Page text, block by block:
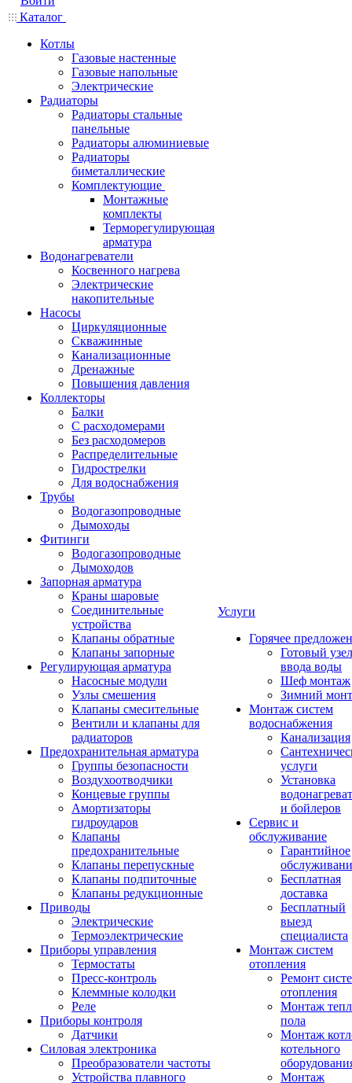
Каталог
Котлы
Газовые настенные
Газовые напольные
Электрические
Радиаторы
Радиаторы стальные
панельные
Радиаторы алюминиевые
Радиаторы
биметаллические
Комплектующие
Монтажные
комплекты
Терморегулирующая
арматура
Водонагреватели
Косвенного нагрева
Электрические
накопительные
Насосы
Циркуляционные
Скважинные
Канализационные
Дренажные
Повышения давления
Коллекторы
Балки
С расходомерами
Без расходомеров
Распределительные
Гидрострелки
Для водоснабжения
Трубы
Водогазопроводные
Дымоходы
Фитинги
Водогазопроводные
Дымоходов
Запорная арматура
Краны шаровые
Соединительные
устройства
Клапаны обратные
Клапаны запорные
Регулирующая арматура
Насосные модули
Узлы смешения
Клапаны смесительные
Вентили и клапаны для
радиаторов
Предохранительная арматура
Группы безопасности
Воздухоотводчики
Концевые группы
Амортизаторы
гидроударов
Клапаны
предохранительные
Клапаны перепускные
Клапаны подпиточные
Клапаны редукционные
Приводы
Электрические
Термоэлектрические
Приборы управления
Термостаты
Пресс-контроль
Клеммные колодки
Реле
Приборы контроля
Датчики
Силовая электроника
Преобразователи частоты
Устройства плавного
Услуги
Горячее
Готовый узел
ввода воды
Шеф монтаж
Зимний
Монтаж систем
водоснабжения
Канализация
услуги
Установка
и бойлеров
Сервис и
обслуживание
Гарантийное
Бесплатная
доставка
Бесплатный
выезд
специалиста
Монтаж систем
отопления
Ремонт
отопления
Монтаж
пола
Монтаж
котельного
Монтаж